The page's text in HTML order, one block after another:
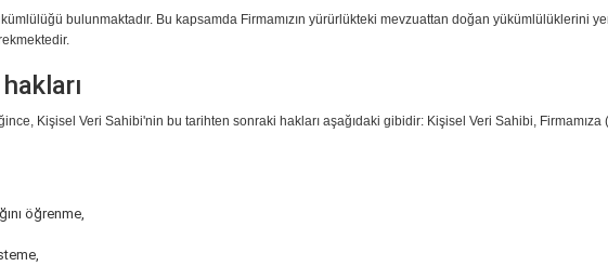
bulunmaktadır. Bu kapsamda Firmamızın yürürlükteki mevzuattan doğan yükümlülüklerini
Kişisel Veri Sahibi'nin bu tarihten sonraki hakları aşağıdaki gibidir: Kişisel Veri Sahibi,
öğrenme,